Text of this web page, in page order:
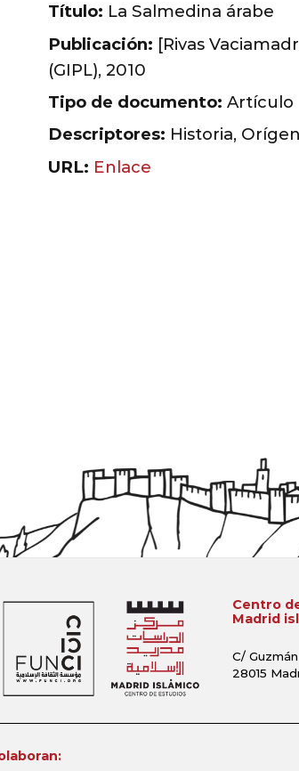
Título: La Salmedina árabe
Publicación: [Rivas
(GIPL), 2010
Tipo de documento: Artículo
Descriptores: Historia,
URL: Enlace
Centro
Madrid
C/
28015